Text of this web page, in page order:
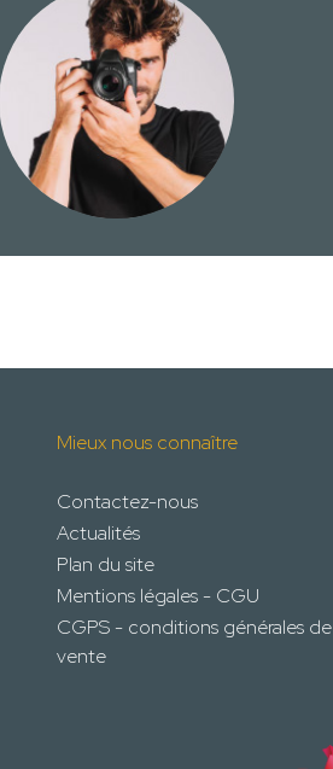
Mieux nous connaître
Contactez-nous
Actualités
Plan du site
Mentions légales - CGU
CGPS - conditions générales de
vente